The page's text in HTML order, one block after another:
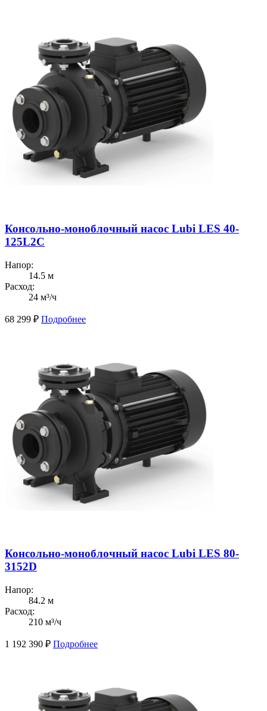
Консольно-моноблочный насос Lubi LES 40-
125L2C
Напор:
14.5 м
Расход:
24 м³/ч
68 299 ₽ Подробнее
Консольно-моноблочный насос Lubi LES 80-
3152D
Напор:
84.2 м
Расход:
210 м³/ч
1 192 390 ₽ Подробнее